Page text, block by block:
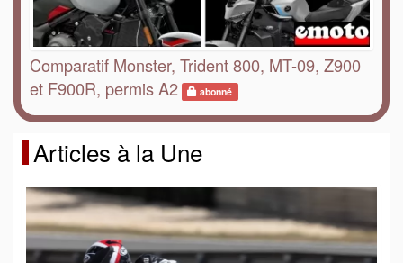
Comparatif Monster, Trident 800, MT-09, Z900
et F900R, permis A2
abonné
Articles à la Une